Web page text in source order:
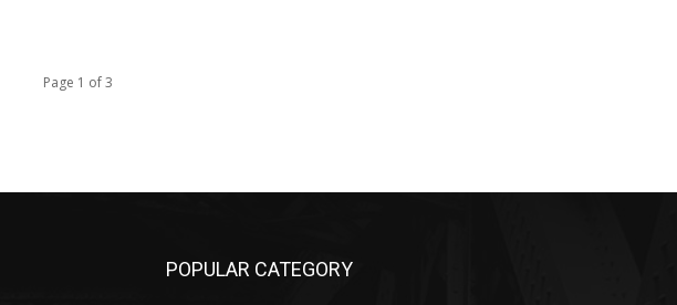
Page 1 of 3
POPULAR CATEGORY